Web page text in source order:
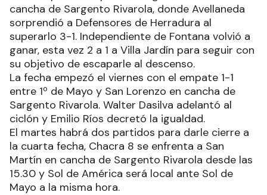
cancha de Sargento Rivarola, donde Avellaneda
sorprendió a Defensores de Herradura al
superarlo 3-1. Independiente de Fontana volvió a
ganar, esta vez 2 a 1 a Villa Jardín para seguir con
su objetivo de escaparle al descenso.
La fecha empezó el viernes con el empate 1-1
entre 1º de Mayo y San Lorenzo en cancha de
Sargento Rivarola. Walter Dasilva adelantó al
ciclón y Emilio Ríos decretó la igualdad.
El martes habrá dos partidos para darle cierre a
la cuarta fecha, Chacra 8 se enfrenta a San
Martín en cancha de Sargento Rivarola desde las
15.30 y Sol de América será local ante Sol de
Mayo a la misma hora.